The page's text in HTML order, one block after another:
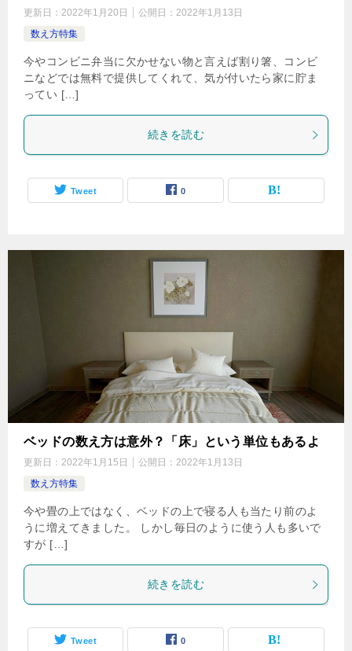
更新日： 2022年1月20日 公開日： 2022年1月13日
数え方特集
今やコンビニ弁当に欠かせない物と言えば割り箸、コンビ
ニなどでは無料で提供してくれて、気が付いたら家に貯ま
ってい […]
続きを読む
Tweet 0
ベッドの数え方は意外？「床」という単位もあるよ
更新日： 2022年1月15日 公開日： 2022年1月13日
数え方特集
今や畳の上ではなく、ベッドの上で寝る人も当たり前のよ
うに増えてきました。 しかし毎日のように使う人も多いで
すが […]
続きを読む
Tweet 0